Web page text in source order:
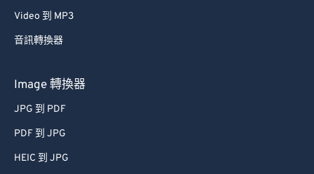
Video 到 MP3
音訊轉換器
Image 轉換器
JPG 到 PDF
PDF 到 JPG
HEIC 到 JPG